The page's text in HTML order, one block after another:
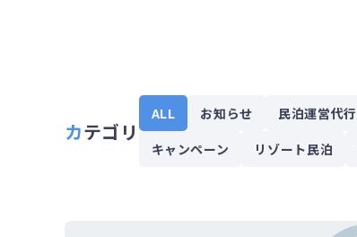
カテゴリ
ALL お知らせ 民泊運営代行
キャンペーン
リゾート民泊